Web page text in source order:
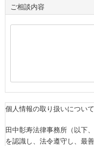
ご相談内容
個人情報の取り扱いについて
田中彰寿法律事務所（以下
を認識し、法令遵守し、最